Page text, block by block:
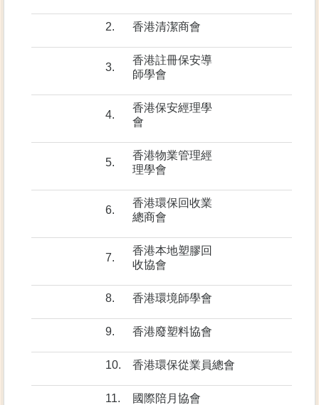
2. 香港清潔商會
3.
香港註冊保安導
師學會
4.
香港保安經理學
會
5.
香港物業管理經
理學會
6.
香港環保回收業
總商會
7.
香港本地塑膠回
收協會
8. 香港環境師學會
9. 香港廢塑料協會
10. 香港環保從業員總會
11. 國際陪月協會